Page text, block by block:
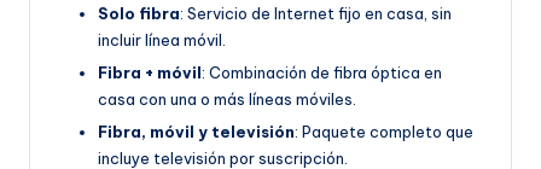
Solo fibra: Servicio de Internet fijo en casa, sin
incluir línea móvil.
Fibra + móvil: Combinación de fibra óptica en
casa con una o más líneas móviles.
Fibra, móvil y televisión: Paquete completo que
incluye televisión por suscripción.